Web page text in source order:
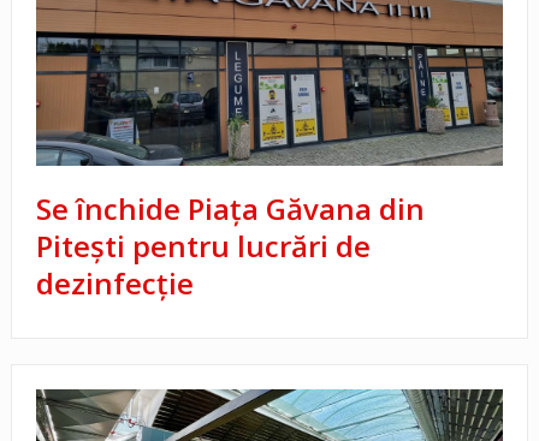
Se închide Piața Găvana din
Pitești pentru lucrări de
dezinfecție